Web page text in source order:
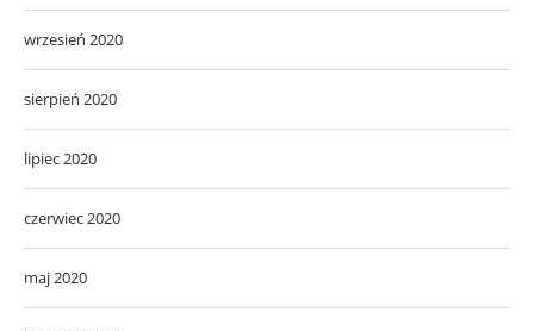
wrzesień 2020
sierpień 2020
lipiec 2020
czerwiec 2020
maj 2020